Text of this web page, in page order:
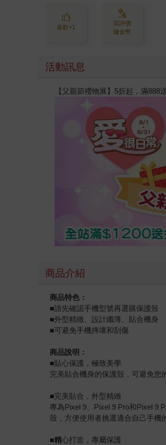
喜歡+1
寫評價
賺金幣
活動訊息
【父親節禮物展】5折起，滿888
商品介紹
商品特色：
■請先確認手機型號再選購保護殼
■外型精緻、設計纖薄、貼合機身
■可避免手機摔壞和刮傷
商品說明：
■貼心保護，極致美學
完美貼合機身的保護殼，可避免您
■完美貼合，外型精緻
專為Pixel 9、Pixel 9 Pro和Pixel 9
殼，方便使用者挑選適合自己手機
■精心打造，專屬保護